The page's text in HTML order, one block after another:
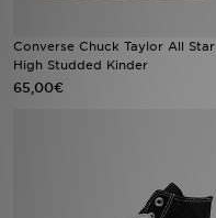
Converse Chuck Taylor All Star
High Studded Kinder
65,00€
Fußball
Sport